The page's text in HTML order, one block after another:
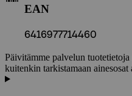
EAN
6416977714460
Päivitämme palvelun
kuitenkin tarkistamaan